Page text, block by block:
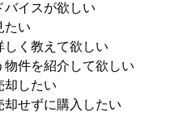
バイスが欲しい
たい
しく教えて欲しい
物件を紹介して欲しい
却したい
却せずに購入したい